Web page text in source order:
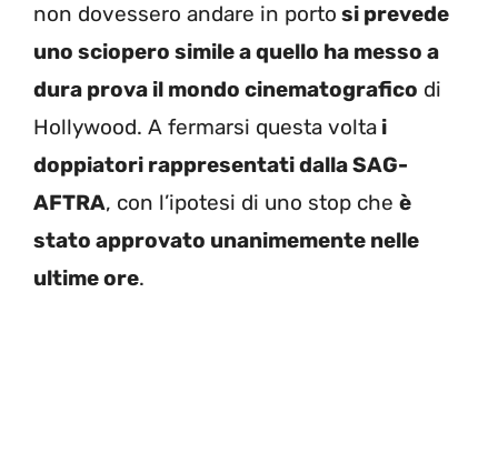
non dovessero andare in porto si prevede
uno sciopero simile a quello ha messo a
dura prova il mondo cinematografico di
Hollywood. A fermarsi questa volta i
doppiatori rappresentati dalla SAG-
AFTRA, con l’ipotesi di uno stop che è
stato approvato unanimemente nelle
ultime ore.